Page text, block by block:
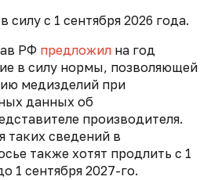
с 1 сентября 2026 года.
РФ предложил на год
в силу нормы, позволяющей
медизделий при
данных об
производителя.
таких сведений в
также хотят продлить с 1
1 сентября 2027-го.